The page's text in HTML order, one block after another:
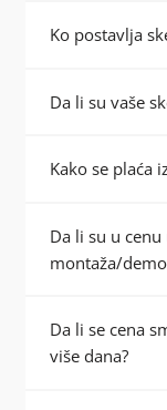
Ko postavlja
Da li su vaše
Kako se plaća
Da li su u
montaža/
Da li se cena
više dana?